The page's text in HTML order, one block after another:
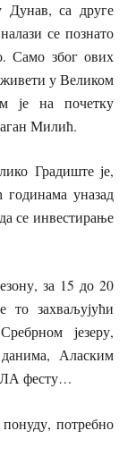
са друге
се познато
Само због ових
у Великом
је на почетку
Милић.
Градиште је,
годинама уназад
се инвестирање
за 15 до 20
захваљујући
језеру,
Аласким
фесту…
потребно